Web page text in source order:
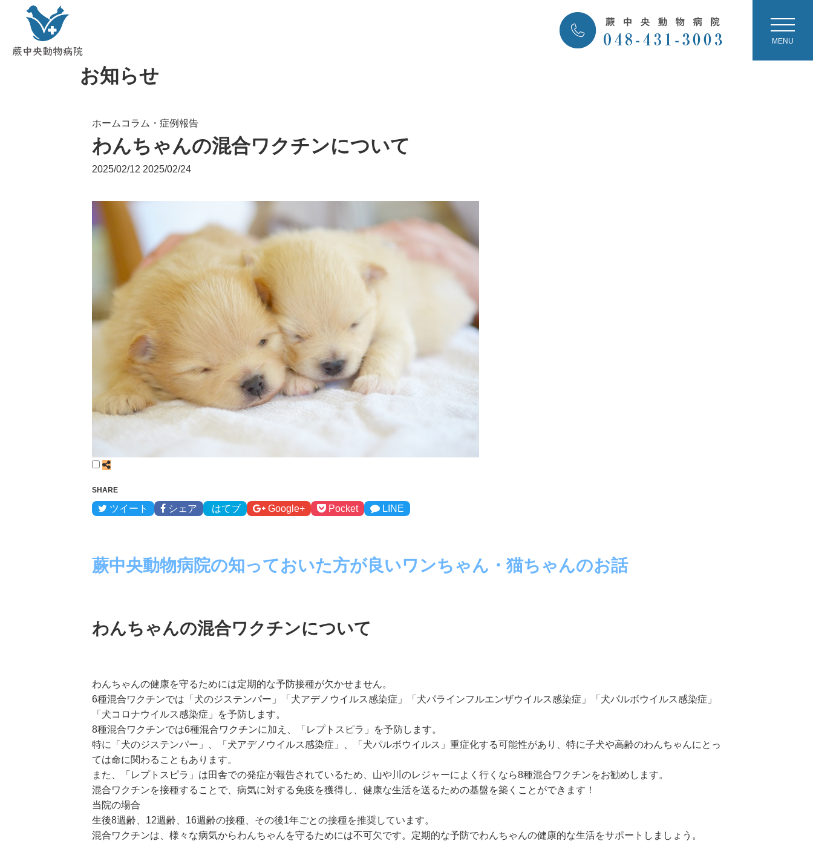
お知らせ
ホーム コラム・症例報告
わんちゃんの混合ワクチンについて
2025/02/12 2025/02/24
SHARE
ツイート シェア はてブ Google+ Pocket LINE
蕨中央動物病院の知っておいた方が良いワンちゃん・猫ちゃんのお話
わんちゃんの混合ワクチンについて
わんちゃんの健康を守るためには定期的な予防接種が欠かせません。
6種混合ワクチンでは「犬のジステンパー」「 犬アデノウイルス感染症」「 犬パラインフルエンザウイルス感染症」「 犬パルボウイルス感染症」
「犬コロナウイルス感染症」
を予防します。
8種混合ワクチンでは6種混合ワクチンに加え、「レプトスピラ」
を予防します。
特に「犬のジステンパー」、「犬アデノウイルス感染症」、「 犬パルボウイルス」重症化する可能性があり、 特に子犬や高齢のわんちゃんにとっ
ては命に関わることもあります。
また、「レプトスピラ」は田舎での発症が報告されているため、 山や川のレジャーによく行くなら8種混合ワクチンをお勧めします。
混合ワクチンを接種することで、病気に対する免疫を獲得し、 健康な生活を送るための基盤を築くことができます！
当院の場合
生後8週齢、12週齢、16週齢の接種、 その後1年ごとの接種を推奨しています。
混合ワクチンは、 様々な病気からわんちゃんを守るためには不可欠です。 定期的な予防でわんちゃんの健康的な生活をサポートしましょう。